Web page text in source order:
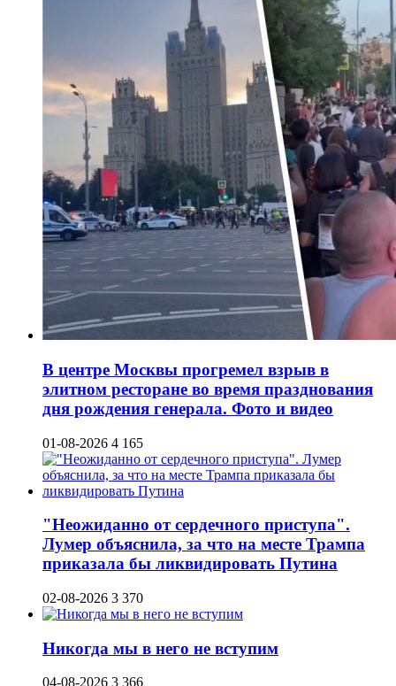
В центре Москвы прогремел взрыв в
элитном ресторане во время празднования
дня рождения генерала. Фото и видео
01-08-2026 4 165
"Неожиданно от сердечного приступа".
Лумер объяснила, за что на месте Трампа
приказала бы ликвидировать Путина
02-08-2026 3 370
Никогда мы в него не вступим
04-08-2026 3 366